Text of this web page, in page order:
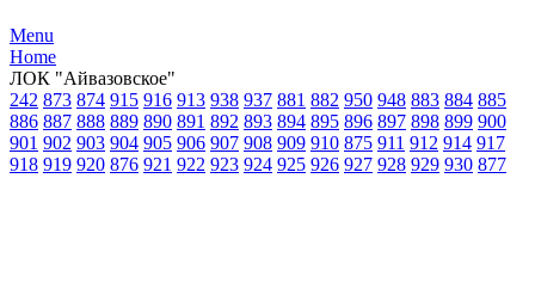
Menu
Home
ЛОК "Айвазовское"
242 873 874 915 916 913 938 937 881 882 950 948 883 884 885
886 887 888 889 890 891 892 893 894 895 896 897 898 899 900
901 902 903 904 905 906 907 908 909 910 875 911 912 914 917
918 919 920 876 921 922 923 924 925 926 927 928 929 930 877